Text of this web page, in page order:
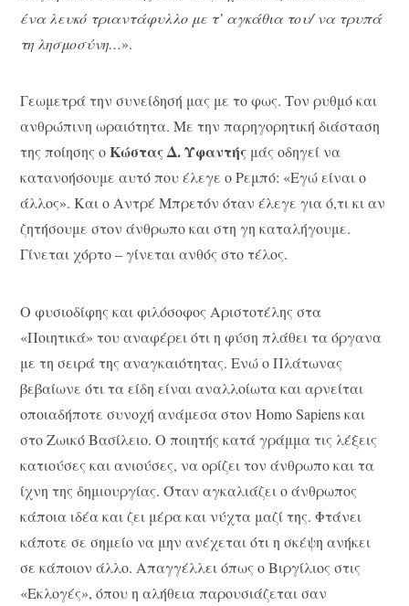
ένα λευκό τριαντάφυλλο με τ’ αγκάθια του/ να τρυπά
τη λησμοσύνη…».
Γεωμετρά την συνείδησή μας με το φως. Τον ρυθμό και
ανθρώπινη ωραιότητα. Με την παρηγορητική διάσταση
της ποίησης οΚώστας Δ. Υφαντής μάς οδηγεί να
κατανοήσουμε αυτό που έλεγε ο Ρεμπό: «Εγώ είναι ο
άλλος». Και ο Αντρέ Μπρετόν όταν έλεγε για ό,τι κι αν
ζητήσουμε στον άνθρωπο και στη γη καταλήγουμε.
Γίνεται χόρτο – γίνεται ανθός στο τέλος.
Ο φυσιοδίφης και φιλόσοφος Αριστοτέλης στα
«Ποιητικά» του αναφέρει ότι η φύση πλάθει τα όργανα
με τη σειρά της αναγκαιότητας. Ενώ ο Πλάτωνας
βεβαίωνε ότι τα είδη είναι αναλλοίωτα και αρνείται
οποιαδήποτε συνοχή ανάμεσα στον Homo Sapiens και
στο Ζωικό Βασίλειο. Ο ποιητής κατά γράμμα τις λέξεις
κατιούσες και ανιούσες, να ορίζει τον άνθρωπο και τα
ίχνη της δημιουργίας. Όταν αγκαλιάζει ο άνθρωπος
κάποια ιδέα και ζει μέρα και νύχτα μαζί της. Φτάνει
κάποτε σε σημείο να μην ανέχεται ότι η σκέψη ανήκει
σε κάποιον άλλο. Απαγγέλλει όπως ο Βιργίλιος στις
«Εκλογές», όπου η αλήθεια παρουσιάζεται σαν